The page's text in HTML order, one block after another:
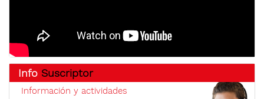
Info Suscriptor
Información y actividades